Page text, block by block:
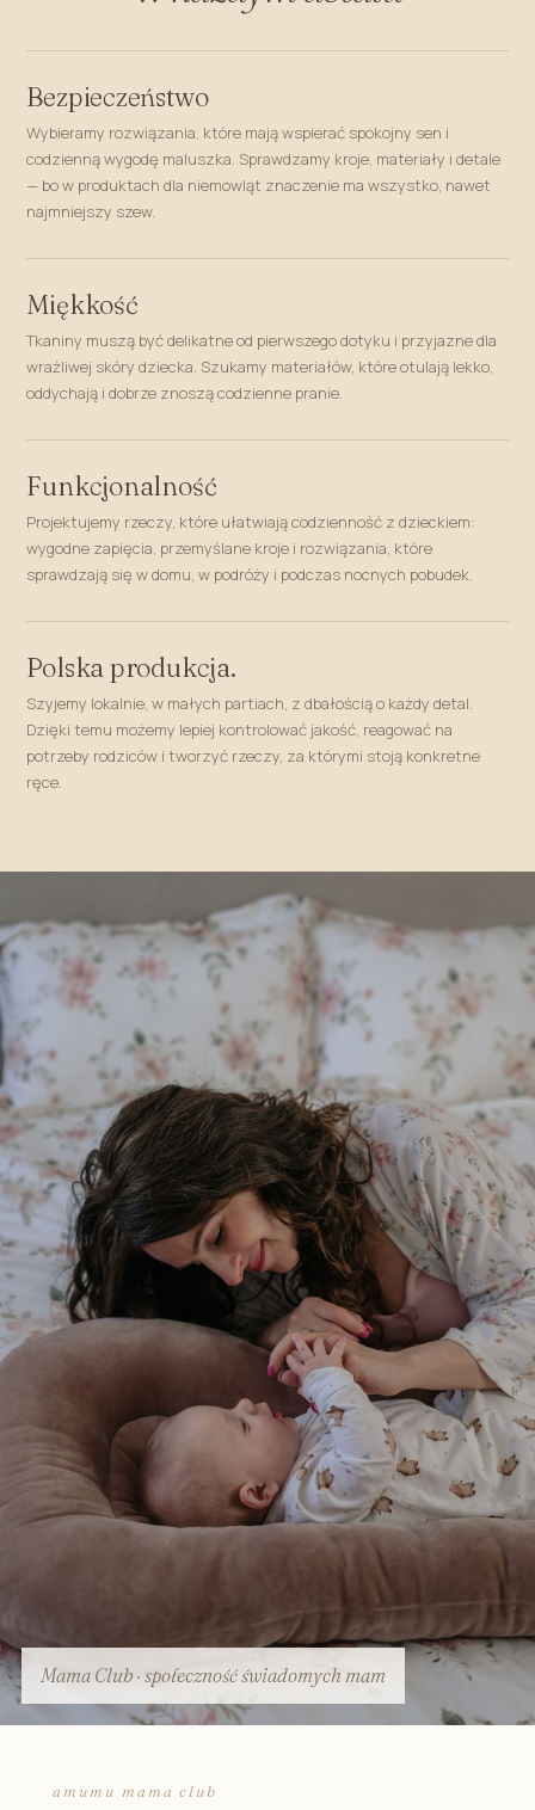
Bezpieczeństwo
Wybieramy rozwiązania, które mają wspierać spokojny sen i
codzienną wygodę maluszka. Sprawdzamy kroje, materiały i detale
— bo w produktach dla niemowląt znaczenie ma wszystko, nawet
najmniejszy szew.
Miękkość
Tkaniny muszą być delikatne od pierwszego dotyku i przyjazne dla
wrażliwej skóry dziecka. Szukamy materiałów, które otulają lekko,
oddychają i dobrze znoszą codzienne pranie.
Funkcjonalność
Projektujemy rzeczy, które ułatwiają codzienność z dzieckiem:
wygodne zapięcia, przemyślane kroje i rozwiązania, które
sprawdzają się w domu, w podróży i podczas nocnych pobudek.
Polska produkcja.
Szyjemy lokalnie, w małych partiach, z dbałością o każdy detal.
Dzięki temu możemy lepiej kontrolować jakość, reagować na
potrzeby rodziców i tworzyć rzeczy, za którymi stoją konkretne
ręce.
Mama Club · społeczność świadomych mam
amumu mama club